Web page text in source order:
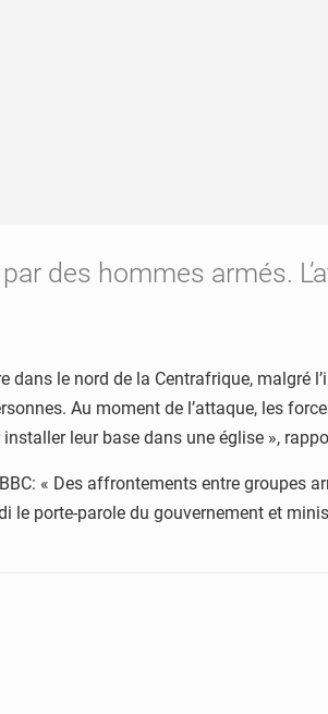
des hommes armés.
le nord de la Centrafrique, malgré
Au moment de l’attaque, les
leur base dans une église »,
« Des affrontements entre groupes
le porte-parole du gouvernement et